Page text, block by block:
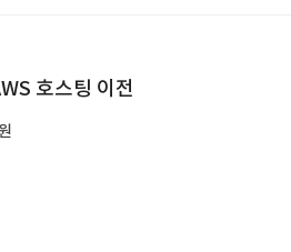
호스팅 이전